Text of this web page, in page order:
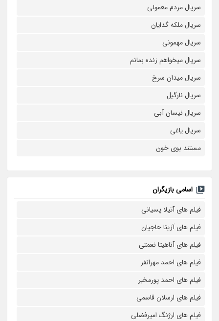
سریال مردم معمولی
سریال ملکه گدایان
سریال مهمونی
سریال میخواهم زنده بمانم
سریال میدان سرخ
سریال نارگیل
سریال نیسان آبی
سریال یاغی
مستند بوی خون
اسامی بازیگران
فیلم های آتیلا پسیانی
فیلم های آزیتا حاجیان
فیلم های آناهیتا نعمتی
فیلم های احمد مهرانفر
فیلم های احمد پورمخبر
فیلم های ارسلان قاسمی
فیلم های ارژنگ امیرفضلی